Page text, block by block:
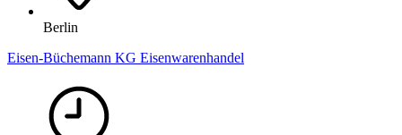
Berlin
Eisen-Büchemann KG Eisenwarenhandel